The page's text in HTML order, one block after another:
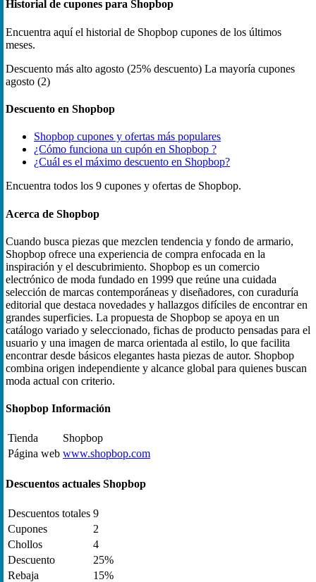
Historial de cupones para Shopbop
Encuentra aquí el historial de Shopbop cupones de los últimos
meses.
Descuento más alto agosto (25% descuento) La mayoría cupones
agosto (2)
Descuento en Shopbop
Shopbop cupones y ofertas más populares
¿Cómo funciona un cupón en Shopbop ?
¿Cuál es el máximo descuento en Shopbop?
Encuentra todos los 9 cupones y ofertas de Shopbop.
Acerca de Shopbop
Cuando busca piezas que mezclen tendencia y fondo de armario,
Shopbop ofrece una experiencia de compra enfocada en la
inspiración y el descubrimiento. Shopbop es un comercio
electrónico de moda fundado en 1999 que reúne una cuidada
selección de marcas contemporáneas y diseñadores, con curaduría
editorial que destaca novedades y hallazgos difíciles de encontrar en
grandes superficies. La propuesta de Shopbop se apoya en un
catálogo variado y seleccionado, fichas de producto pensadas para el
usuario y una imagen de marca orientada al estilo, lo que facilita
encontrar desde básicos elegantes hasta piezas de autor. Shopbop
combina origen independiente y alcance global para quienes buscan
moda actual con criterio.
Shopbop Información
Tienda
Shopbop
Página web www.shopbop.com
Descuentos actuales Shopbop
Descuentos totales 9
Cupones
2
Chollos
4
Descuento
25%
Rebaja
15%